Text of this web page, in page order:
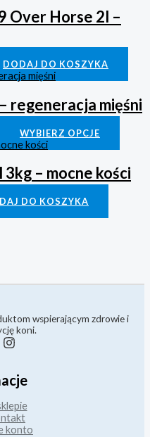
Over Horse 2l –
DODAJ DO KOSZYKA
regeneracja mięśni
WYBIERZ OPCJE
– mocne kości
DO KOSZYKA
wspierającym zdrowie i
koni.
konto